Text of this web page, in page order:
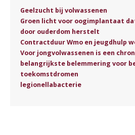
Geelzucht bij volwassenen
Groen licht voor oogimplantaat
door ouderdom herstelt
Contractduur Wmo en jeugdhulp
Voor jongvolwassenen is een
belangrijkste belemmering voor
toekomstdromen
legionellabacterie